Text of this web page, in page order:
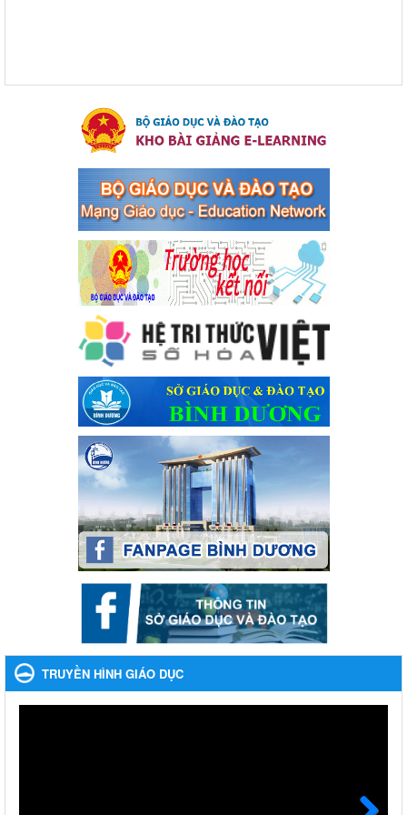
của Thủ tướng Chính phủ về tăng cường phòng ngừa, đấu
tranh tội phạm, vi phạm pháp luật liên quan đến hoạt động
tổ chức đánh bạc và đánh bạc
Kế hoạch thực hiện Chỉ thị số 16/CT-TTg ngày 27/05/2023 của
phạm, vi phạm pháp luật liên quan đến hoạt động tổ chức đánh
bạc và đánh bạc
Ngày ban hành: 04/03/2024
Kế hoạch Tổ chức Hội trại truyền thống học sinh thị xã Bến
Cát Lần thứ VIII, năm học 2023-2024
Kế hoạch Tổ chức Hội trại truyền thống học sinh thị xã Bến Cát
Lần thứ VIII, năm học 2023-2024
Ngày ban hành: 28/12/2023
Phối hợp rà soát nhu cầu tiêm vắc xin phòng Covid 19
Phối hợp rà soát nhu cầu tiêm vắc xin phòng Covid 19
Ngày ban hành: 22/11/2023
Phát động, triển khai Cuộc thi " An toàn giao thông cho nụ
cười ngày mai" dành cho học sinh và giáo viên trung học
năm học 2023-2024
Phát động, triển khai Cuộc thi " An toàn giao thông cho nụ cười
ngày mai" dành cho học sinh và giáo viên trung học năm học
Ngày ban hành: 22/11/2023
Nhắc nhỡ thực hiện thanh toán không dùng tiền mặt các
khoản thu trong nhà trường năm học 2023-2024 và các năm
Nhắc nhỡ thực hiện thanh toán không dùng tiền mặt các khoản
thu trong nhà trường năm học 2023-2024 và các năm tiếp theo
Ngày ban hành: 27/09/2023
bổng, hỗ trợ của Chương trình "Tiếp sức đến trường" năm
TRUYỀN HÌNH GIÁO DỤC